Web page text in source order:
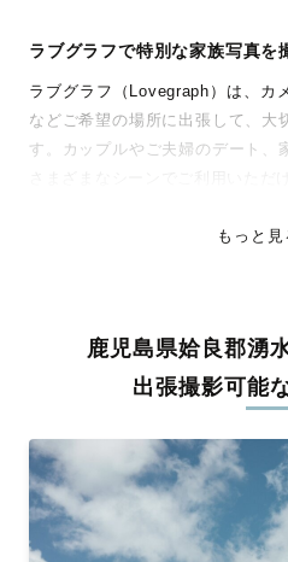
ラブグラフで特別な家族写真を
ラブグラフ（Lovegraph）は、カ
などご希望の場所に出張して、大
す。カップルやご夫婦のデート、
ありのままの空気感を大切に、何
料金は全国どこでも一律。わかり
リジナルの研修と厳正な審査に合
ィを身につけたプロのカメラマン
験をお届けします。
丁寧なレタッチで思い出を美し
撮影後は、独自の編集技術で写
もっと見
鹿児島県姶良郡湧
出張撮影可能